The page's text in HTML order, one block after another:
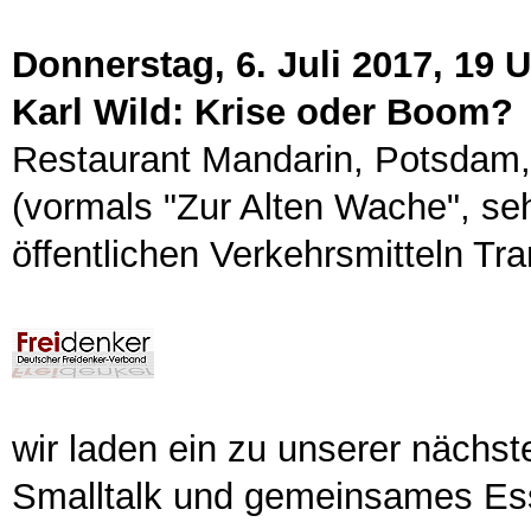
Donnerstag, 6. Juli 2017, 19
Karl Wild: Krise oder Boom?
Restaurant Mandarin,
(vormals "Zur Alten Wache",
öffentlichen Verkehrsmitteln
wir laden ein zu unserer
Smalltalk und gemeinsames